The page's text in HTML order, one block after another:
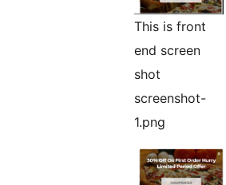
This is front
end screen
shot
screenshot-
1.png